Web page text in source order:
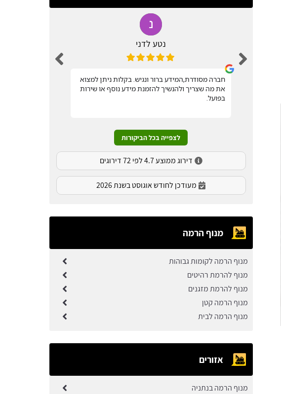
נטע לדני
חברה מסודרת,המידע ברור ונגיש. בקלות ניתן למצוא
את מה שצריך ולהנשיך להזמנת מידע נוסף או שירות
בפועל.
לצפייה בכל הביקורות
דירוג ממוצע 4.7 לפי 72 דירוגים
מעודכן לחודש אוגוסט בשנת 2026
מנוף הרמה
מנוף הרמה לקומות גבוהות
מנוף להרמת רהיטים
מנוף להרמת מזגנים
מנוף הרמה קטן
מנוף הרמה לבית
אזורים
מנוף הרמה בנתניה